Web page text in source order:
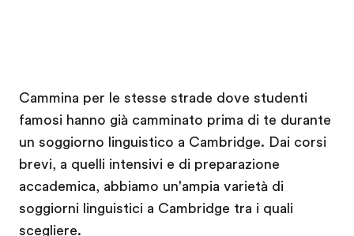
Carriera
Lavora con noi
Cammina per le stesse strade dove studenti
famosi hanno già camminato prima di te durante
un soggiorno linguistico a Cambridge. Dai corsi
brevi, a quelli intensivi e di preparazione
accademica, abbiamo un'ampia varietà di
soggiorni linguistici a Cambridge tra i quali
scegliere.